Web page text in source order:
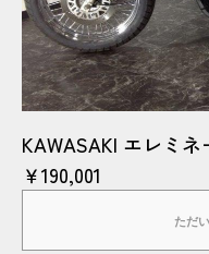
KAWASAKI エレミネ
￥190,001
ただ